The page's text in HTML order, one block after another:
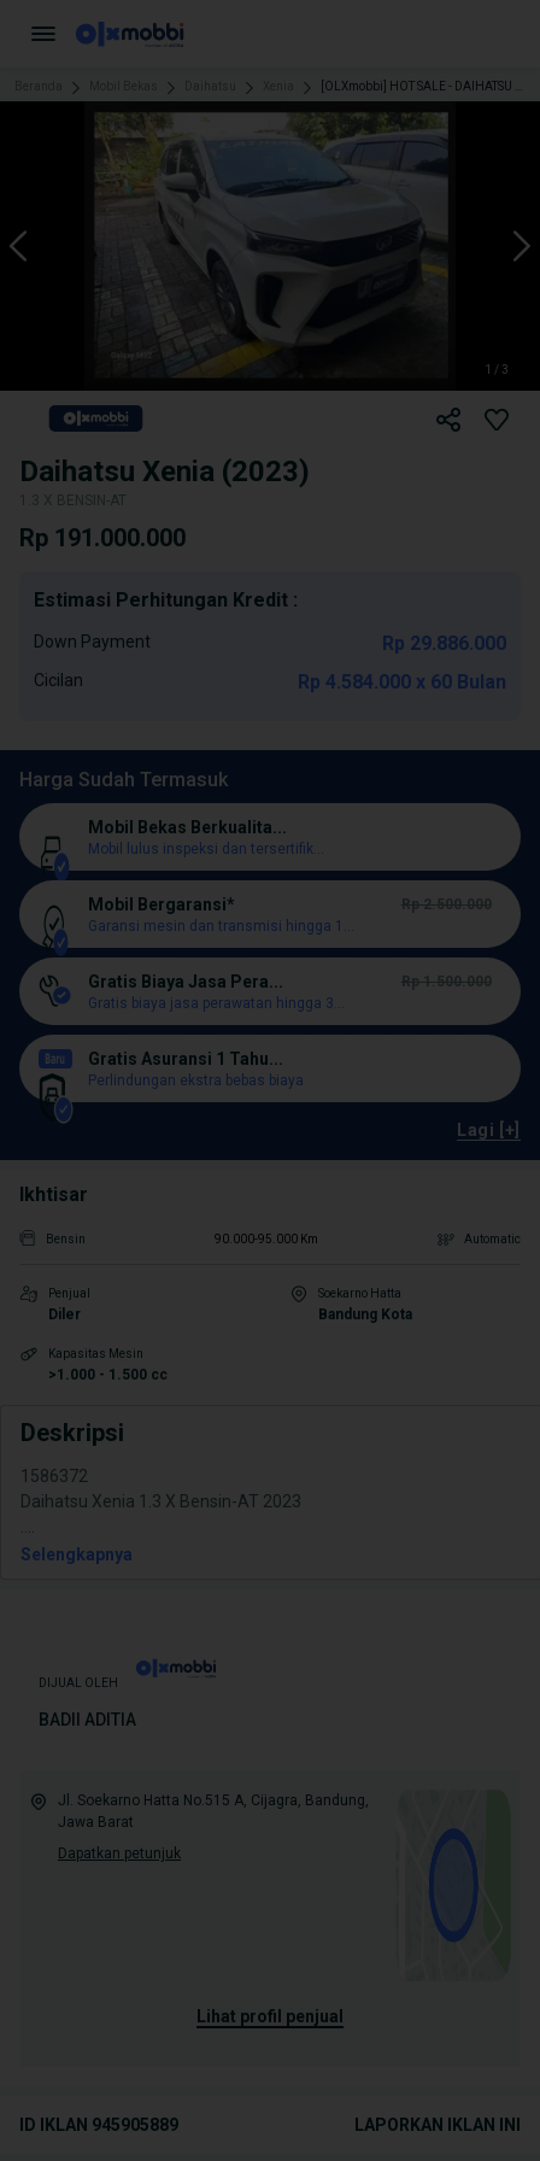
1 / 3
Daihatsu Xenia (2023)
1.3 X BENSIN-AT
Rp 191.000.000
Estimasi Perhitungan Kredit :
Down Payment Rp 29.886.000
Cicilan Rp 4.584.000 x 60 Bulan
Harga Sudah Termasuk
Mobil Bekas Berkualita...
Mobil lulus inspeksi dan tersertifik...
Mobil Bergaransi*
Rp 2.500.000
Garansi mesin dan transmisi hingga 1...
Gratis Biaya Jasa Pera...
Rp 1.500.000
Gratis biaya jasa perawatan hingga 3...
Gratis Asuransi 1 Tahu...
Perlindungan ekstra bebas biaya
Lagi [+]
Ikhtisar
Bensin 90.000-95.000 Km Automatic
Penjual
Diler
Soekarno Hatta
Bandung Kota
Kapasitas Mesin
>1.000 - 1.500 cc
Deskripsi
1586372
Daihatsu Xenia 1.3 X Bensin-AT 2023
Selengkapnya
DIJUAL OLEH
BADII ADITIA
Jl. Soekarno Hatta No.515 A, Cijagra, Bandung,
Jawa Barat
Dapatkan petunjuk
lihat profil penjual
ID IKLAN 945905889 LAPORKAN IKLAN INI